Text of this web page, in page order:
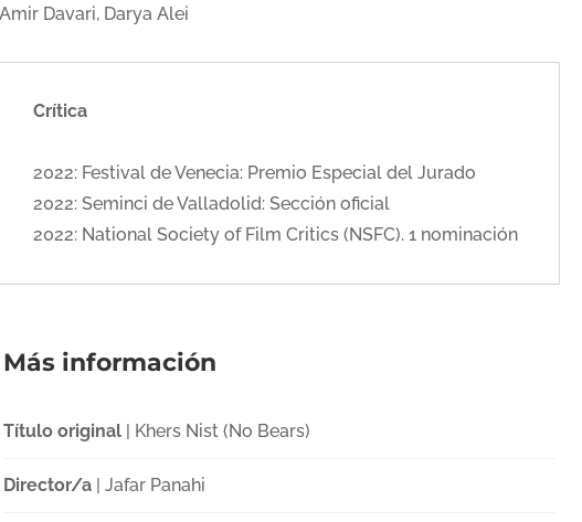
Amir Davari, Darya Alei
Crítica
2022: Festival de Venecia: Premio Especial del Jurado
2022: Seminci de Valladolid: Sección oficial
2022: National Society of Film Critics (NSFC). 1 nominación
Más información
Título original| Khers Nist (No Bears)
Director/a| Jafar Panahi